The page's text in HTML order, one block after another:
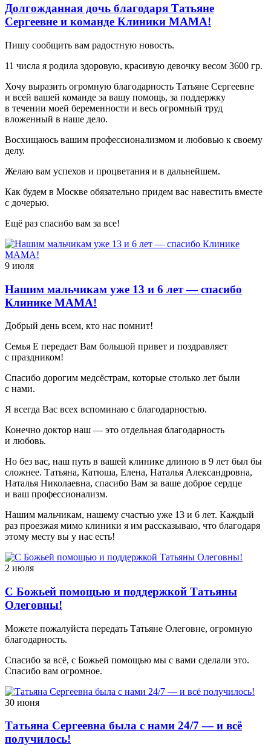
Долгожданная дочь благодаря Татьяне
Сергеевне и команде Клиники МАМА!
Пишу сообщить вам радостную новость.
11 числа я родила здоровую, красивую девочку весом 3600 гр.
Хочу выразить огромную благодарность Татьяне Сергеевне
и всей вашей команде за вашу помощь, за поддержку
в течении моей беременности и весь огромный труд
вложенный в наше дело.
Восхищаюсь вашим профессионализмом и любовью к своему
делу.
Желаю вам успехов и процветания и в дальнейшем.
Как будем в Москве обязательно придем вас навестить вместе
с дочерью.
Ещё раз спасибо вам за все!
9 июля
Нашим мальчикам уже 13 и 6 лет — спасибо
Клинике МАМА!
Добрый день всем, кто нас помнит!
Семья Е передает Вам большой привет и поздравляет
с праздником!
Спасибо дорогим медсёстрам, которые столько лет были
с нами.
Я всегда Вас всех вспоминаю с благодарностью.
Конечно доктор наш — это отдельная благодарность
и любовь.
Но без вас, наш путь в вашей клинике длиною в 9 лет был бы
сложнее. Татьяна, Катюша, Елена, Наталья Александровна,
Наталья Николаевна, спасибо Вам за ваше доброе сердце
и ваш профессионализм.
Нашим мальчикам, нашему счастью уже 13 и 6 лет. Каждый
раз проезжая мимо клиники я им рассказываю, что благодаря
этому месту вы у нас есть!
2 июля
С Божьей помощью и поддержкой Татьяны
Олеговны!
Можете пожалуйста передать Татьяне Олеговне, огромную
благодарность.
Спасибо за всё, с Божьей помощью мы с вами сделали это.
Спасибо вам огромное.
30 июня
Татьяна Сергеевна была с нами 24/7 — и всё
получилось!